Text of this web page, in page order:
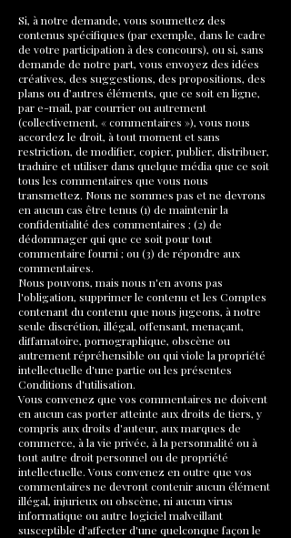
Si, à notre demande, vous soumettez des
contenus spécifiques (par exemple, dans le cadre
de votre participation à des concours), ou si, sans
demande de notre part, vous envoyez des idées
créatives, des suggestions, des propositions, des
plans ou d’autres éléments, que ce soit en ligne,
par e-mail, par courrier ou autrement
(collectivement, « commentaires »), vous nous
accordez le droit, à tout moment et sans
restriction, de modifier, copier, publier, distribuer,
traduire et utiliser dans quelque média que ce soit
tous les commentaires que vous nous
transmettez. Nous ne sommes pas et ne devrons
en aucun cas être tenus (1) de maintenir la
confidentialité des commentaires ; (2) de
dédommager qui que ce soit pour tout
commentaire fourni ; ou (3) de répondre aux
commentaires.
Nous pouvons, mais nous n'en avons pas
l'obligation, supprimer le contenu et les Comptes
contenant du contenu que nous jugeons, à notre
seule discrétion, illégal, offensant, menaçant,
diffamatoire, pornographique, obscène ou
autrement répréhensible ou qui viole la propriété
intellectuelle d'une partie ou les présentes
Conditions d'utilisation.
Vous convenez que vos commentaires ne doivent
en aucun cas porter atteinte aux droits de tiers, y
compris aux droits d'auteur, aux marques de
commerce, à la vie privée, à la personnalité ou à
tout autre droit personnel ou de propriété
intellectuelle. Vous convenez en outre que vos
commentaires ne devront contenir aucun élément
illégal, injurieux ou obscène, ni aucun virus
informatique ou autre logiciel malveillant
susceptible d'affecter d'une quelconque façon le